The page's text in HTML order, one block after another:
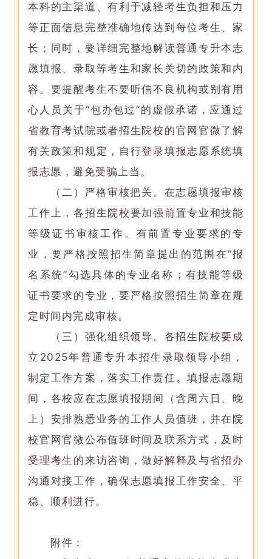
本科的主渠道、有利于减轻考生负担和压力
等正面信息完整准确地传达到每位考生、家
长；同时，要详细完整地解读普通专升本志
愿填报、录取等考生和家长关切的政策和内
容。要提醒考生不要听信不良机构或别有用
心人员关于“包办包过”的虚假承诺，应通过
省教育考试院或者招生院校的官网官微了解
有关政策和规定，自行登录填报志愿系统填
报志愿，避免受骗上当。
（二）严格审核把关。在志愿填报审核
工作上，各招生院校要加强前置专业和技能
等级证书审核工作。有前置专业要求的专
业，要严格按照招生简章提出的范围在“报
名系统”勾选具体的专业名称；有技能等级
证书要求的专业，要严格按照招生简章在规
定时间内完成审核。
（三）强化组织领导。各招生院校要成
立2025年普通专升本招生录取领导小组，
制定工作方案，落实工作责任。填报志愿期
间，各校应在志愿填报期间（含周六日、晚
上）安排熟悉业务的工作人员值班，并在院
校官网官微公布值班时间及联系方式，及时
受理考生的来访咨询，做好解释及与省招办
沟通对接工作，确保志愿填报工作安全、平
稳、顺利进行。
附件：